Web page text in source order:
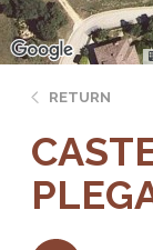
RETURN